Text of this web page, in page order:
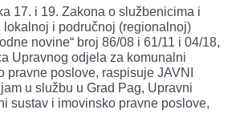
17. i 19. Zakona o službenicima i
lokalnoj i područnoj (regionalnoj)
novine“ broj 86/08 i 61/11 i 04/18,
Upravnog odjela za komunalni
pravne poslove, raspisuje JAVNI
u službu u Grad Pag, Upravni
sustav i imovinsko pravne poslove,